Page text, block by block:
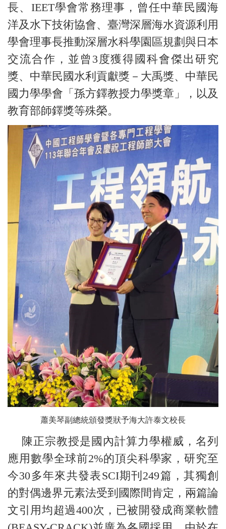
長、IEET學會常務理事，曾任中華民國海
洋及水下技術協會、臺灣深層海水資源利用
學會理事長推動深層水科學園區規劃與日本
交流合作，並曾3度獲得國科會傑出研究
獎、中華民國水利貢獻獎－大禹獎、中華民
國力學學會「孫方鐸教授力學獎章」，以及
教育部師鐸獎等殊榮。
蕭美琴副總統頒發獎狀予海大許泰文校長
陳正宗教授是國內計算力學權威，名列
應用數學全球前2%的頂尖科學家，研究至
今30多年來共發表SCI期刊249篇，其獨創
的對偶邊界元素法受到國際間肯定，兩篇論
文引用均超過400次，已被開發成商業軟體